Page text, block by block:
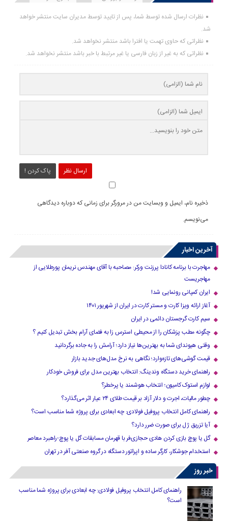
نظرات ارسال شده توسط شما، پس از تایید توسط مدیران سایت منتشر خواهد
شد.
نظراتی که حاوی تهمت یا افترا باشد منتشر نخواهد شد.
نظراتی که به غیر از زبان فارسی یا غیر مرتبط با خبر باشد منتشر نخواهد شد.
ارسال نظر پاک کردن !
ذخیره نام، ایمیل و وبسایت من در مرورگر برای زمانی که دوباره دیدگاهی
می‌نویسم.
آخرین اخبار
مهاجرت با برنامه کانادا پرزنت ورکر: مصاحبه با آقای مهندس نریمان پورطلایی از
مهاجریست
ایران کمپانی رونمایی شد!
آغاز ارائه ویزا کارت و مستر کارت در ایران از شهریور ۱۴۰۱
سیم کارت گرجستان دائمی در ایران
چگونه مطب پزشکان را از محیطی استرس زا به فضای آرام بخش تبدیل کنیم ؟
وقتی هیوندای شما به بهترین‌ها نیاز دارد؛ آرامش را به جاده برگردانید
قیمت گوشی‌های تازه‌وارد؛ نگاهی به نرخ مدل‌های جدید بازار
راهنمای خرید دستگاه وندینگ: انتخاب بهترین مدل برای فروش خودکار
لوازم استوک کامیون؛ انتخاب هوشمند یا پرخطر؟
چطور مالیات، اجرت و دلار آزاد بر قیمت طلای ۲۴ عیار اثر می‌گذارد؟
راهنمای کامل انتخاب پروفیل فولادی: چه ابعادی برای پروژه شما مناسب است؟
آیا تزریق ژل برای صورت ضرر دارد​؟
گل یا پوچ بازی کردن هادی حجازی‌فر با قهرمان مسابقات گل یا پوچ-راهبرد معاصر
استخدام جوشکار، کارگر ساده و اپراتور دستگاه در گروه صنعتی آفر در تهران
خبر روز
راهنمای کامل انتخاب پروفیل فولادی: چه ابعادی برای پروژه شما مناسب
است؟